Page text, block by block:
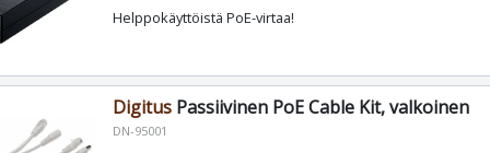
Helppokäyttöistä PoE-virtaa!
DigitusPassiivinen PoE Cable Kit, valkoinen
DN-95001